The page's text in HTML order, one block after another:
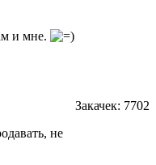
и мне.
Закачек: 7702
не